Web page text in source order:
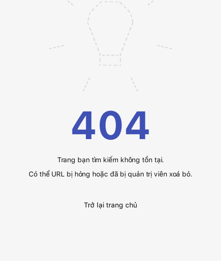
404
Trang bạn tìm kiếm không tồn tại.
Có thể URL bị hỏng hoặc đã bị quản trị viên xoá bỏ.
Trở lại trang chủ